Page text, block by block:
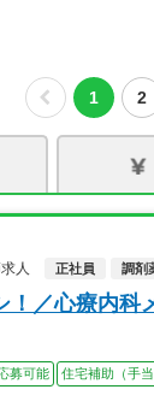
1 2
人
正社員 調剤
！／心療内
募可能 住宅補助（手